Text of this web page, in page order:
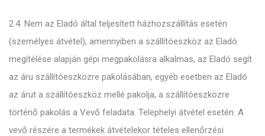
2.4. Nem az Eladó által teljesített házhozszállítás esetén
(személyes átvétel), amennyiben a szállítóeszköz az Eladó
megítélése alapján gépi megpakolásra alkalmas, az Eladó segít
az áru szállítóeszközre pakolásában, egyéb esetben az Eladó
az árut a szállítóeszköz mellé pakolja, a szállítóeszközre
történő pakolás a Vevő feladata. Telephelyi átvétel esetén: A
vevő részére a termékek átvételekor tételes ellenőrzési